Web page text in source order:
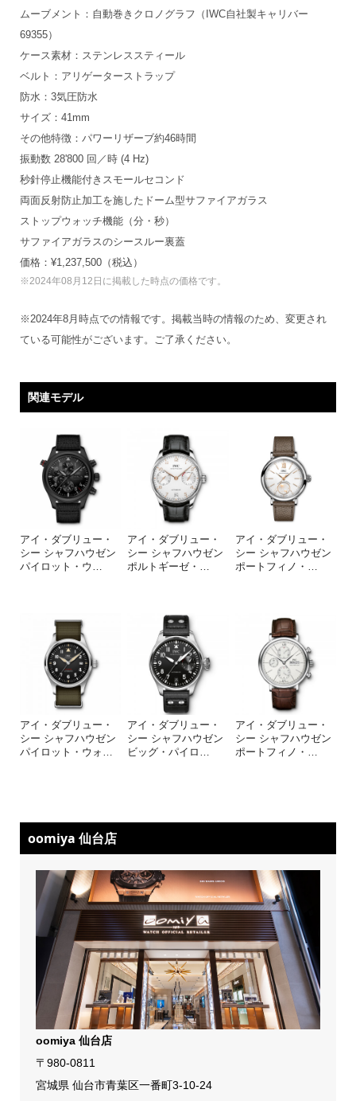
ムーブメント：自動巻きクロノグラフ（IWC自社製キャリバー
69355）
ケース素材：ステンレススティール
ベルト：アリゲーターストラップ
防水：3気圧防水
サイズ：41mm
その他特徴：パワーリザーブ約46時間
振動数 28'800 回／時 (4 Hz)
秒針停止機能付きスモールセコンド
両面反射防止加工を施したドーム型サファイアガラス
ストップウォッチ機能（分・秒）
サファイアガラスのシースルー裏蓋
価格：¥1,237,500（税込）
※2024年08月12日に掲載した時点の価格です。
※2024年8月時点での情報です。掲載当時の情報のため、変更され
ている可能性がございます。ご了承ください。
関連モデル
アイ・ダブリュー・
シー シャフハウゼン
パイロット・ウ …
アイ・ダブリュー・
シー シャフハウゼン
ポルトギーゼ・ …
アイ・ダブリュー・
シー シャフハウゼン
ポートフィノ・ …
アイ・ダブリュー・
シー シャフハウゼン
パイロット・ウォ
アイ・ダブリュー・
シー シャフハウゼン
ビッグ・パイロ
アイ・ダブリュー・
シー シャフハウゼン
ポートフィノ・
oomiya 仙台店
oomiya 仙台店
〒980-0811
宮城県 仙台市青葉区一番町3-10-24